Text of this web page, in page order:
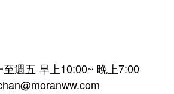
週五 早上10:00~ 晚上7:00